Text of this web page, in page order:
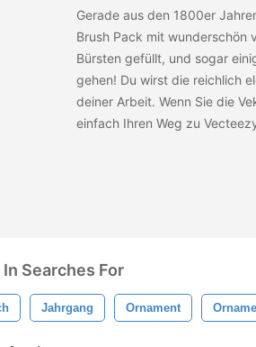
Gerade aus den 1800er
Brush Pack mit wunderschön
Bürsten gefüllt, und sogar
gehen! Du wirst die reichlich
deiner Arbeit. Wenn Sie die
einfach Ihren Weg zu
Searches For
Jahrgang Ornament